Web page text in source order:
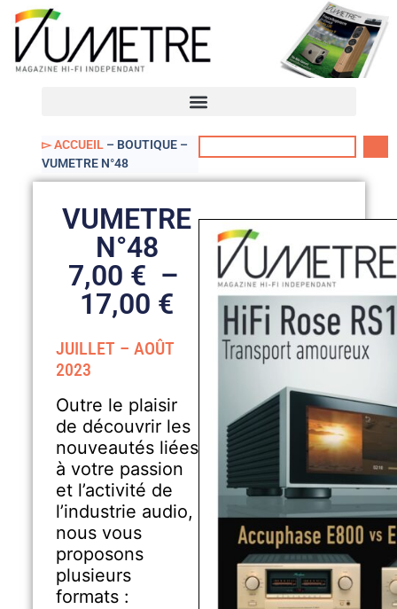
▻ ACCUEIL – BOUTIQUE–
VUMETRE N°48
VUMETRE
N°48
7,00 € –
17,00 €
JUILLET – AOÛT
2023
Outre le plaisir
de découvrir les
nouveautés liées
à votre passion
et l’activité de
l’industrie audio,
nous vous
proposons
plusieurs
formats :